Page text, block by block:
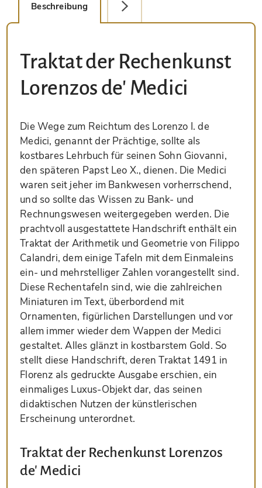
Beschreibung Detailbild
Traktat der Rechenkunst
Lorenzos de' Medici
Die Wege zum Reichtum des Lorenzo I. de
Medici, genannt der Prächtige, sollte als
kostbares Lehrbuch für seinen Sohn Giovanni,
den späteren Papst Leo X., dienen. Die Medici
waren seit jeher im Bankwesen vorherrschend,
und so sollte das Wissen zu Bank- und
Rechnungswesen weitergegeben werden. Die
prachtvoll ausgestattete Handschrift enthält ein
Traktat der Arithmetik und Geometrie von Filippo
Calandri, dem einige Tafeln mit dem Einmaleins
ein- und mehrstelliger Zahlen vorangestellt sind.
Diese Rechentafeln sind, wie die zahlreichen
Miniaturen im Text, überbordend mit
Ornamenten, figürlichen Darstellungen und vor
allem immer wieder dem Wappen der Medici
gestaltet. Alles glänzt in kostbarstem Gold. So
stellt diese Handschrift, deren Traktat 1491 in
Florenz als gedruckte Ausgabe erschien, ein
einmaliges Luxus-Objekt dar, das seinen
didaktischen Nutzen der künstlerischen
Erscheinung unterordnet.
Traktat der Rechenkunst Lorenzos
de' Medici